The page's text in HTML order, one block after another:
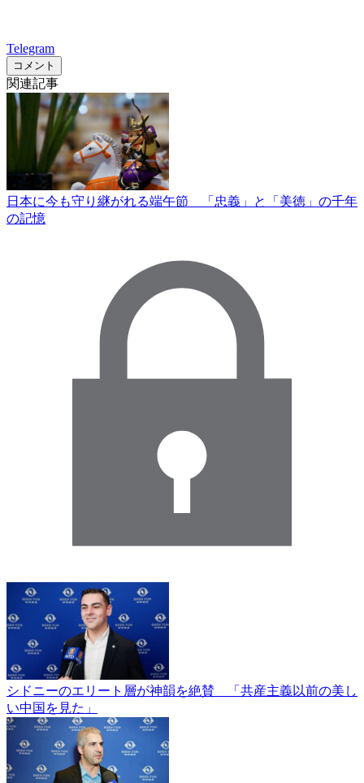
Telegram
コメント
関連記事
日本に今も守り継がれる端午節 「忠義」と「美徳」の千年
の記憶
シドニーのエリート層が神韻を絶賛 「共産主義以前の美し
い中国を見た」